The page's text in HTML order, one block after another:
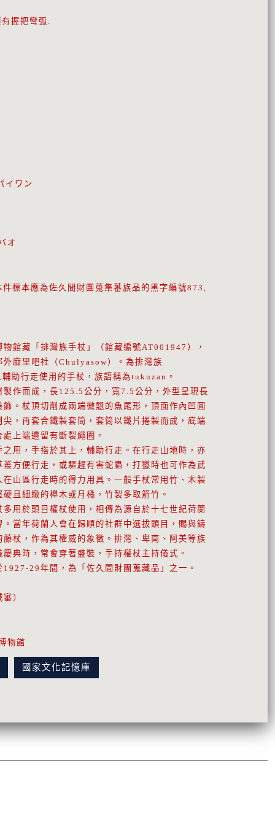
握把彎弧.
イワン
オ
標本應為佐久間財團蒐集蕃族品的黑字編號873,
藏「排灣族手杖」（館藏編號AT001947），
外麻里吧社（Chulyasow）。為排灣族
助行走使用的手杖，族語稱為tukuzan。
作而成，長125.5公分，寬7.5公分，外型呈現長
。杖頂切削成兩端微翹的魚尾形，頂面作內凹圓
尖，再套合鐵製套筒，套筒以鐵片捲製而成，底端
上端遺留有斷裂繩圈。
，手搭於其上，輔助行走。在行走山地時，亦
叢方便行走，或驅趕有害蛇蟲，打獵時也可作為武
在山區行走時的得力用具。一般手杖常用竹、木製
且細緻的櫸木或月橘，竹製多取箭竹。
於頭目權杖使用，相傳為源自於十七世紀荷蘭
。當年荷蘭人會在歸順的社群中選拔頭目，賜與鑄
藤杖，作為其權威的象徵。排灣、卑南、阿美等族
典時，常會穿著盛裝，手持權杖主持儀式。
29年間，為「佐久間財團蒐藏品」之一。
）
物館
國家文化記憶庫